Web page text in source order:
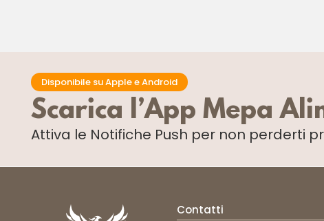
Disponibile su Apple e Android
Scarica l’App Mepa
Attiva le Notifiche Push per non perderti
Contatti